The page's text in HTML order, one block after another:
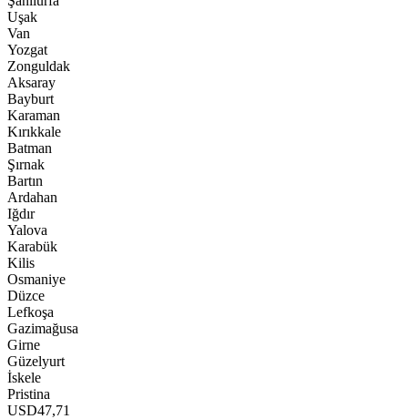
Uşak
Van
Yozgat
Zonguldak
Aksaray
Bayburt
Karaman
Kırıkkale
Batman
Şırnak
Bartın
Ardahan
Iğdır
Yalova
Karabük
Kilis
Osmaniye
Düzce
Lefkoşa
Gazimağusa
Girne
Güzelyurt
İskele
Pristina
USD47,71